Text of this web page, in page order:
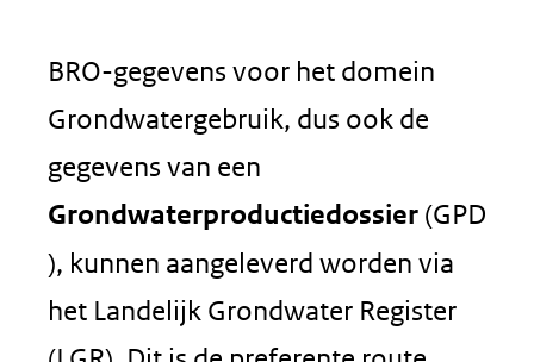
BRO-gegevens voor het domein
Grondwatergebruik, dus ook de
gegevens van een
Grondwaterproductiedossier (GPD
), kunnen aangeleverd worden via
het Landelijk Grondwater Register